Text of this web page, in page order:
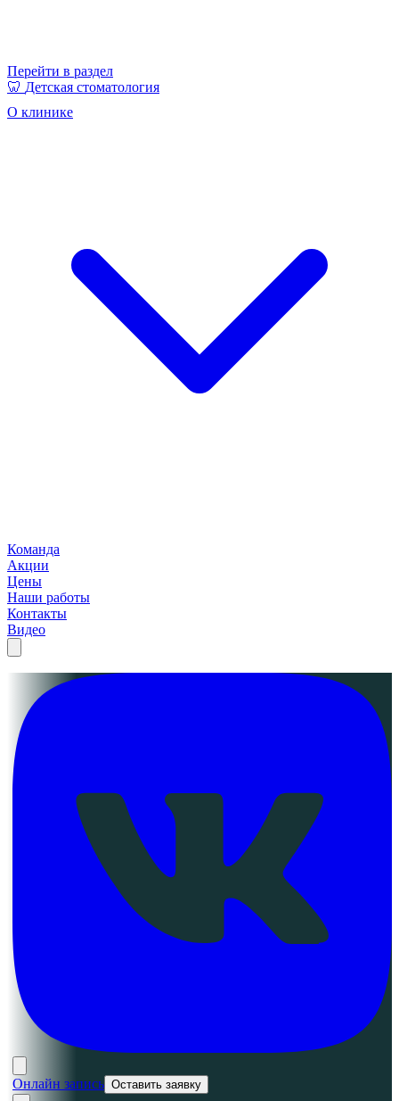
Перейти в раздел
🦷 Детская стоматология
О клинике
Команда
Акции
Цены
Наши работы
Контакты
Видео
Онлайн запись Оставить заявку